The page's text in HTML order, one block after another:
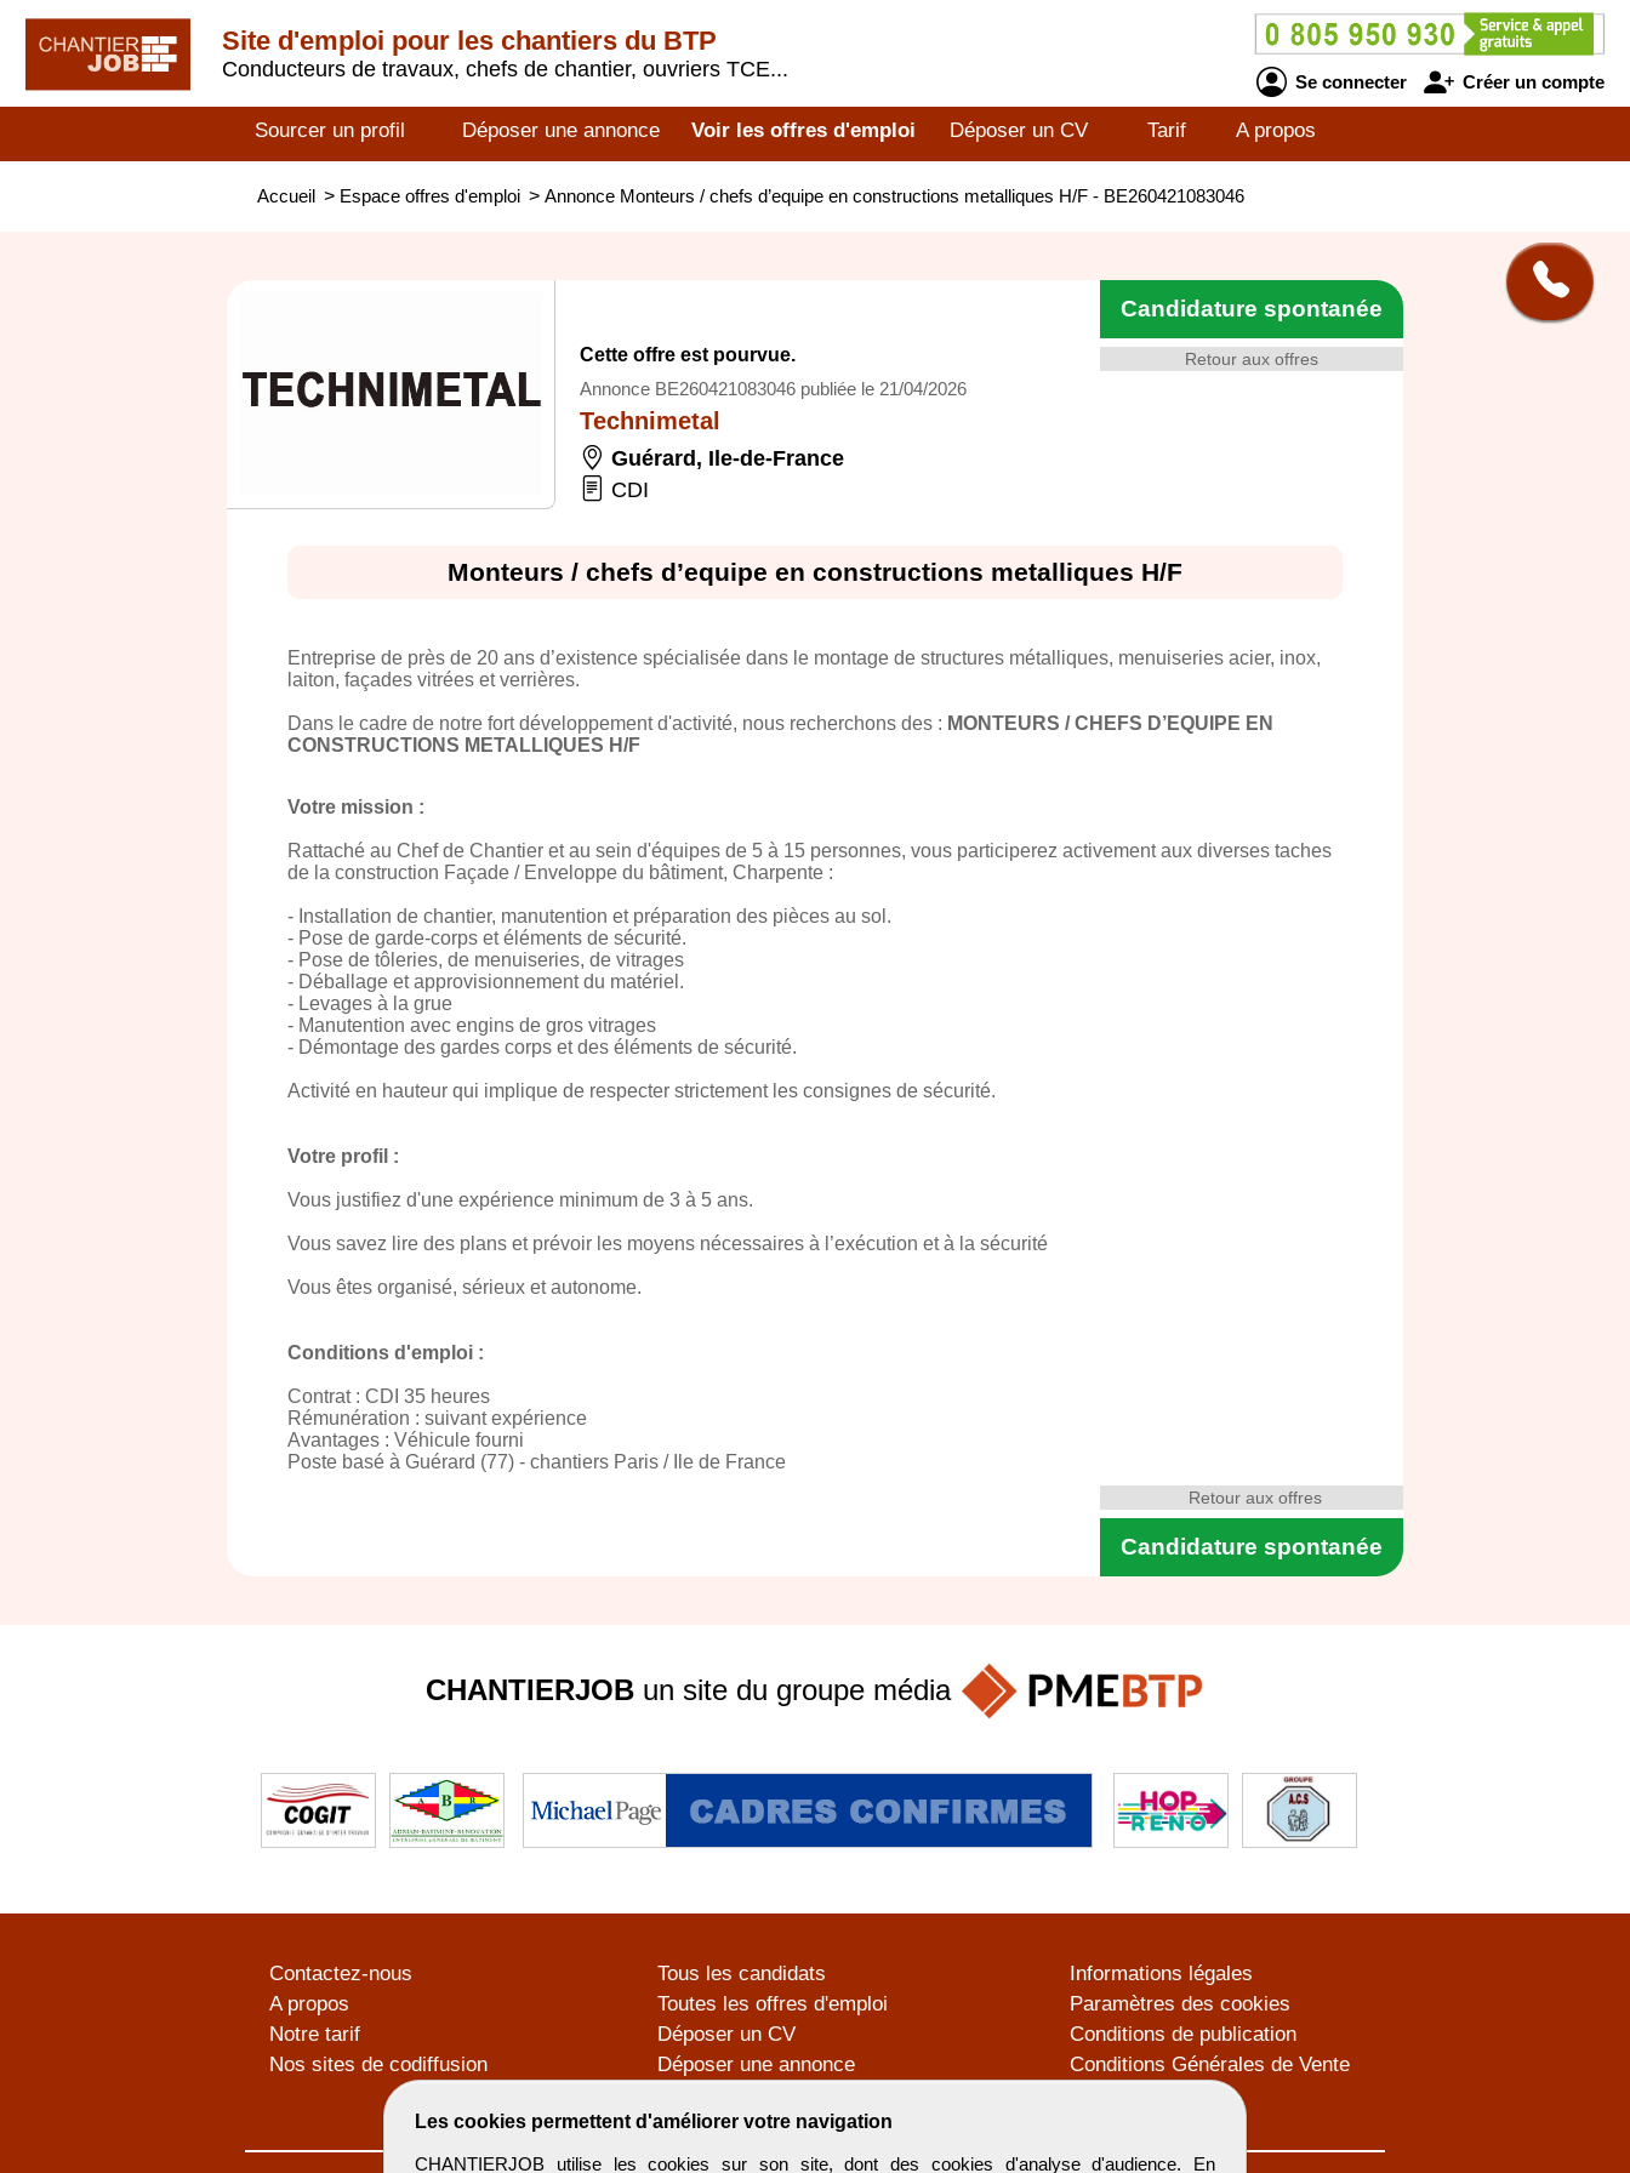
Site d'emploi pour les chantiers du BTP
Conducteurs de travaux, chefs de chantier, ouvriers TCE...
Se connecter Créer un compte
Sourcer un profil Déposer une annonce Voir les offres d'emploi Déposer un CV Tarif A propos
Accueil > Espace offres d'emploi > Annonce Monteurs / chefs d’equipe en constructions metalliques H/F - BE260421083046
Retour aux offres
Candidature spontanée
Cette offre est pourvue.
Annonce BE260421083046 publiée le 21/04/2026
Technimetal
Guérard , Ile-de-France
CDI
Monteurs / chefs d’equipe en constructions metalliques H/F
Entreprise de près de 20 ans d’existence spécialisée dans le montage de structures métalliques, menuiseries acier, inox,
laiton, façades vitrées et verrières.
Dans le cadre de notre fort développement d'activité, nous recherchons des : MONTEURS / CHEFS D’EQUIPE EN
CONSTRUCTIONS METALLIQUES H/F
Votre mission :
Rattaché au Chef de Chantier et au sein d'équipes de 5 à 15 personnes, vous participerez activement aux diverses taches
de la construction Façade / Enveloppe du bâtiment, Charpente :
- Installation de chantier, manutention et préparation des pièces au sol.
- Pose de garde-corps et éléments de sécurité.
- Pose de tôleries, de menuiseries, de vitrages
- Déballage et approvisionnement du matériel.
- Levages à la grue
- Manutention avec engins de gros vitrages
- Démontage des gardes corps et des éléments de sécurité.
Activité en hauteur qui implique de respecter strictement les consignes de sécurité.
Votre profil :
Vous justifiez d'une expérience minimum de 3 à 5 ans.
Vous savez lire des plans et prévoir les moyens nécessaires à l’exécution et à la sécurité
Vous êtes organisé, sérieux et autonome.
Conditions d'emploi :
Contrat : CDI 35 heures
Rémunération : suivant expérience
Avantages : Véhicule fourni
Poste basé à Guérard (77) - chantiers Paris / Ile de France
Candidature spontanée
Retour aux offres
Les cookies permettent d'améliorer votre navigation
CHANTIERJOB utilise les cookies sur son site, dont des cookies d'analyse d'audience. En
CHANTIERJOBun site du groupe média
Contactez-nous
A propos
Notre tarif
Nos sites de codiffusion
Tous les candidats
Toutes les offres d'emploi
Déposer un CV
Déposer une annonce
Informations légales
Paramètres des cookies
Conditions de publication
Conditions Générales de Vente